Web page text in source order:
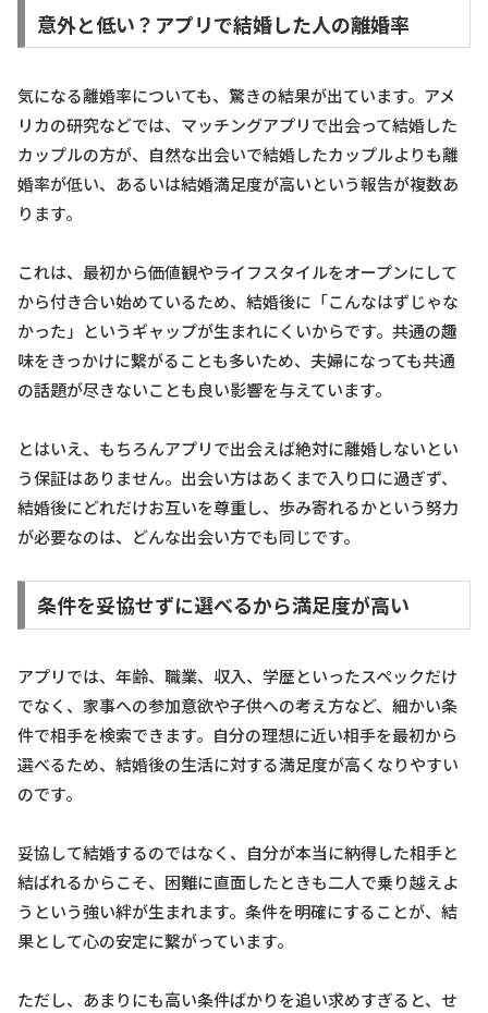
意外と低い？アプリで結婚した人の離婚率
気になる離婚率についても、驚きの結果が出ています。アメ
リカの研究などでは、マッチングアプリで出会って結婚した
カップルの方が、自然な出会いで結婚したカップルよりも離
婚率が低い、あるいは結婚満足度が高いという報告が複数あ
ります。
これは、最初から価値観やライフスタイルをオープンにして
から付き合い始めているため、結婚後に「こんなはずじゃな
かった」というギャップが生まれにくいからです。共通の趣
味をきっかけに繋がることも多いため、夫婦になっても共通
の話題が尽きないことも良い影響を与えています。
とはいえ、もちろんアプリで出会えば絶対に離婚しないとい
う保証はありません。出会い方はあくまで入り口に過ぎず、
結婚後にどれだけお互いを尊重し、歩み寄れるかという努力
が必要なのは、どんな出会い方でも同じです。
条件を妥協せずに選べるから満足度が高い
アプリでは、年齢、職業、収入、学歴といったスペックだけ
でなく、家事への参加意欲や子供への考え方など、細かい条
件で相手を検索できます。自分の理想に近い相手を最初から
選べるため、結婚後の生活に対する満足度が高くなりやすい
のです。
妥協して結婚するのではなく、自分が本当に納得した相手と
結ばれるからこそ、困難に直面したときも二人で乗り越えよ
うという強い絆が生まれます。条件を明確にすることが、結
果として心の安定に繋がっています。
ただし、あまりにも高い条件ばかりを追い求めすぎると、せ